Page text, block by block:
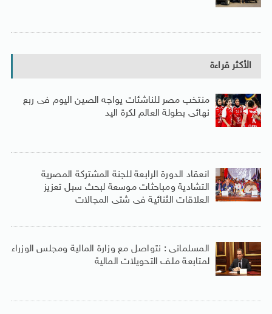
الأكثر قراءة
منتخب مصر للناشئات يواجه الصين اليوم فى ربع
نهائى بطولة العالم لكرة اليد
انعقاد الدورة الرابعة للجنة المشتركة المصرية
التشادية ومباحثات موسعة لبحث سبل تعزيز
العلاقات الثنائية فى شتى المجالات
المسلمانى : نتواصل مع وزارة المالية ومجلس الوزراء
لمتابعة ملف التحويلات المالية